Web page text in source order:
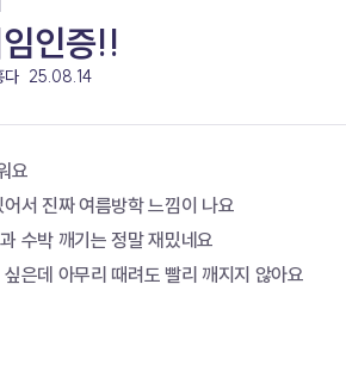
인증!!
다 25.08.14
요
서 진짜 여름방학 느낌이 나요
수박 깨기는 정말 재밌네요
은데 아무리 때려도 빨리 깨지지 않아요